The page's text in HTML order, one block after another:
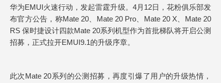
华为EMUI火速行动，发起雷霆升级。4月12日，花粉俱乐部发
布官方公告，称Mate 20、Mate 20 Pro、Mate 20 X、Mate 20
RS 保时捷设计四款Mate 20系列机型作为首批梯队将开启公测
招募，正式拉开EMUI9.1的升级序章。
此次Mate 20系列的公测招募，再度引爆了用户的升级热情，